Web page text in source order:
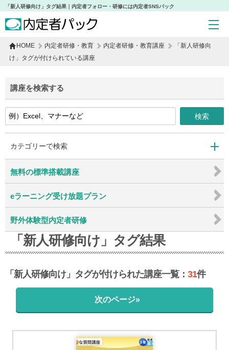
「新人研修向け」タグ結果｜内定者フォロー・研修には内定者SNSパック
HOME 内定者研修・教育 内定者研修・教育講座
「新人研修向
け」タグが付けられている講座
「新人研修向け」タグ結果
「新人研修向け」タグが付けられた講座一覧： 31件
次のページ»
講座を検索する
カテゴリーで検索
10
0
6 5
無料の標準搭載講座
eラーニング受け放題プラン
野外体験型内定者研修